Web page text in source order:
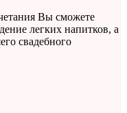
Вы сможете
легких напитков, а
свадебного